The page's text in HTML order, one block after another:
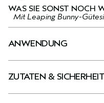
WAS SIE SONST NOCH
Mit Leaping Bunny-
ANWENDUNG
ZUTATEN & SICHERHEIT